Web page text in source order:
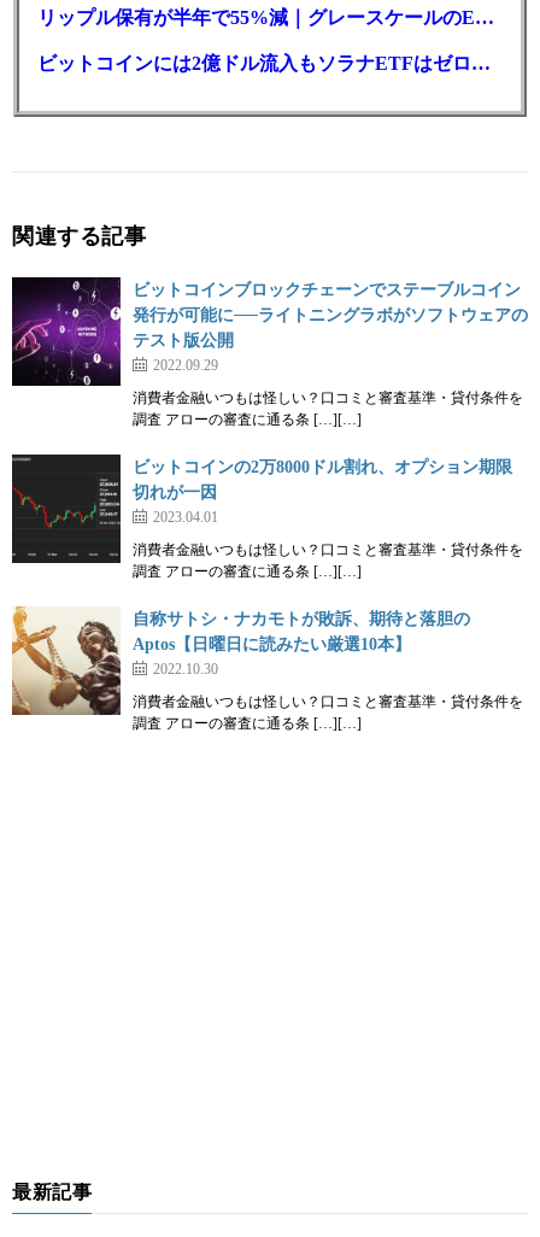
リップル保有が半年で55%減｜グレースケールのETF、純資産1.6億ドル減
ビットコインには2億ドル流入もソラナETFはゼロ｜5営業日連続で停止
関連する記事
ビットコインブロックチェーンでステーブルコイン
発行が可能に──ライトニングラボがソフトウェアの
テスト版公開
2022.09.29
消費者金融いつもは怪しい？口コミと審査基準・貸付条件を
調査 アローの審査に通る条 […][…]
ビットコインの2万8000ドル割れ、オプション期限
切れが一因
2023.04.01
消費者金融いつもは怪しい？口コミと審査基準・貸付条件を
調査 アローの審査に通る条 […][…]
自称サトシ・ナカモトが敗訴、期待と落胆の
Aptos【日曜日に読みたい厳選10本】
2022.10.30
消費者金融いつもは怪しい？口コミと審査基準・貸付条件を
調査 アローの審査に通る条 […][…]
最新記事